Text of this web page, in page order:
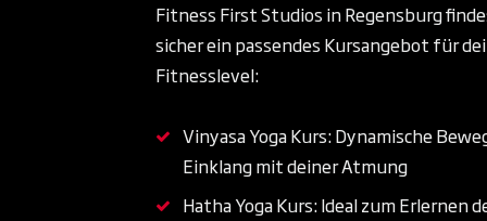
Fitness First Studios in Regensburg
sicher ein passendes Kursangebot für
Fitnesslevel:
Vinyasa Yoga Kurs: Dynamische
Einklang mit deiner Atmung
Hatha Yoga Kurs: Ideal zum Erlernen